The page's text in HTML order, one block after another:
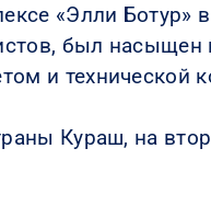
«Элли Ботур» в
был
и технической
Кураш, на